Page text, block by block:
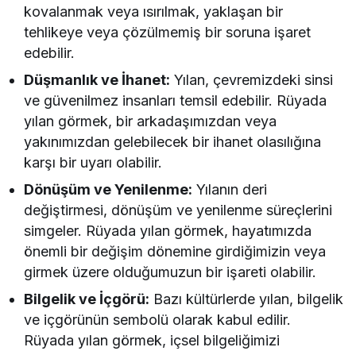
kovalanmak veya ısırılmak, yaklaşan bir
tehlikeye veya çözülmemiş bir soruna işaret
edebilir.
Düşmanlık ve İhanet: Yılan, çevremizdeki sinsi
ve güvenilmez insanları temsil edebilir. Rüyada
yılan görmek, bir arkadaşımızdan veya
yakınımızdan gelebilecek bir ihanet olasılığına
karşı bir uyarı olabilir.
Dönüşüm ve Yenilenme: Yılanın deri
değiştirmesi, dönüşüm ve yenilenme süreçlerini
simgeler. Rüyada yılan görmek, hayatımızda
önemli bir değişim dönemine girdiğimizin veya
girmek üzere olduğumuzun bir işareti olabilir.
Bilgelik ve İçgörü: Bazı kültürlerde yılan, bilgelik
ve içgörünün sembolü olarak kabul edilir.
Rüyada yılan görmek, içsel bilgeliğimizi